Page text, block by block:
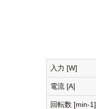
入力 [W]
電流 [A]
回転数 [min-1]